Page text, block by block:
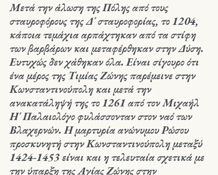
Μετά την άλωση της Πόλης από τους
σταυροφόρους της Δ΄ σταυροφορίας, το 1204,
κάποια τεμάχια αρπάχτηκαν από τα στίφη
των βαρβάρων και μεταφέρθηκαν στην Δύση.
Ευτυχώς δεν χάθηκαν όλα. Είναι σίγουρο ότι
ένα μέρος της Τιμίας Ζώνης παρέμεινε στην
Κωνσταντινούπολη και μετά την
ανακατάληψή της το 1261 από τον Μιχαήλ
Η΄ Παλαιολόγο φυλάσσονταν στον ναό των
Βλαχερνών. Η μαρτυρία ανώνυμου Ρώσου
προσκυνητή στην Κωνσταντινούπολη μεταξύ
1424-1453 είναι και η τελευταία σχετικά με
την ύπαρξη της Αγίας Ζώνης στην